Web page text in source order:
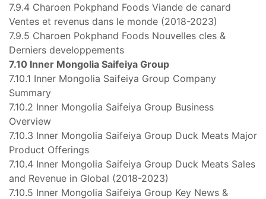
7.9.4 Charoen Pokphand Foods Viande de canard
Ventes et revenus dans le monde (2018-2023)
7.9.5 Charoen Pokphand Foods Nouvelles cles &
Derniers developpements
7.10 Inner Mongolia Saifeiya Group
7.10.1 Inner Mongolia Saifeiya Group Company
Summary
7.10.2 Inner Mongolia Saifeiya Group Business
Overview
7.10.3 Inner Mongolia Saifeiya Group Duck Meats Major
Product Offerings
7.10.4 Inner Mongolia Saifeiya Group Duck Meats Sales
and Revenue in Global (2018-2023)
7.10.5 Inner Mongolia Saifeiya Group Key News &